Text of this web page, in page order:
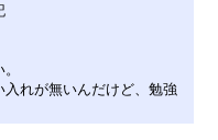
れが無いんだけど、勉強